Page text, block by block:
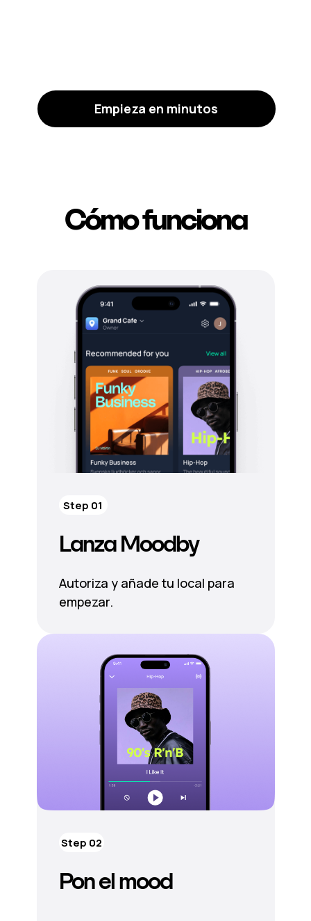
Empieza en minutos
Cómo funciona
Lanza Moodby
Autoriza y añade tu local para
empezar.
Step 01
Pon el mood
Step 02